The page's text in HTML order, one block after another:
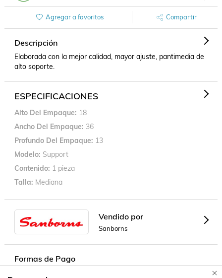
Agregar a favoritos Compartir
Descripción
Elaborada con la mejor calidad, mayor ajuste, pantimedia de
alto soporte.
ESPECIFICACIONES
Alto Del Empaque
18
Ancho Del Empaque 36
Profundo Del Empaque
13
Modelo Support
Contenido 1 pieza
Talla Mediana
Vendido por
Sanborns
Formas de Pago